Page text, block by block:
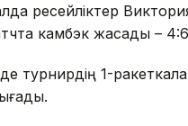
ресейліктер
камбэк жасады –
турнирдің 1-